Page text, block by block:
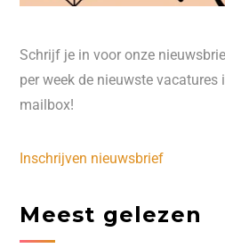
Schrijf je in voor onze
per week de nieuwste vacatures
mailbox!
Inschrijven nieuwsbrief
Meest gelezen